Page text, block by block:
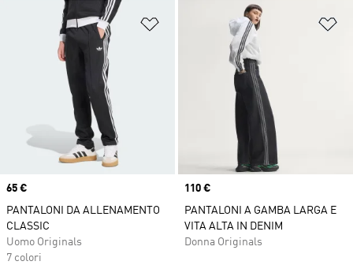
Aggiungi alla lista dei desideri
Price
65 €
PANTALONI DA ALLENAMENTO
CLASSIC
Uomo Originals
7 colori
Price
110 €
PANTALONI A GAMBA LARGA E
VITA ALTA IN DENIM
Donna Originals